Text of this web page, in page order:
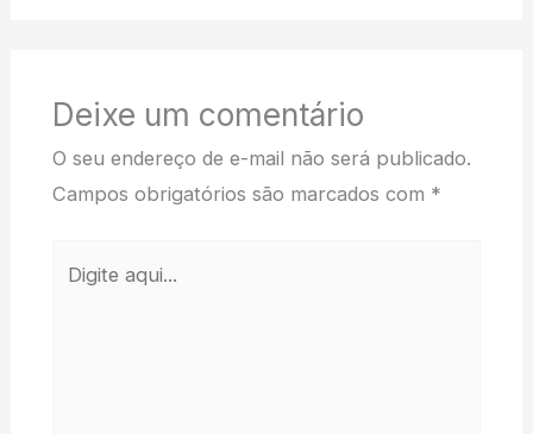
Deixe um comentário
O seu endereço de e-mail não será publicado.
Campos obrigatórios são marcados com *
aqui...